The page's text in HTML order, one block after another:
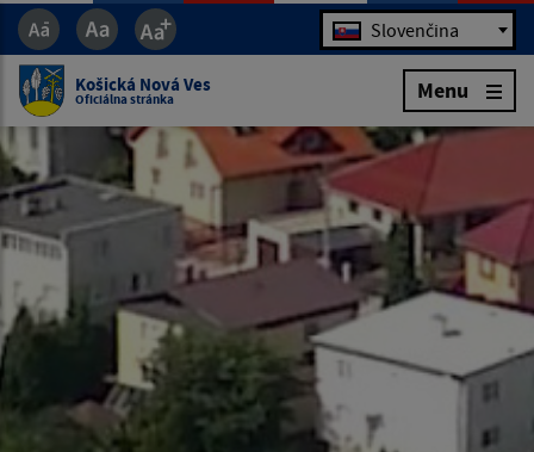
Jazyk Slovenčina
Košická Nová Ves
Oficiálna stránka Menu